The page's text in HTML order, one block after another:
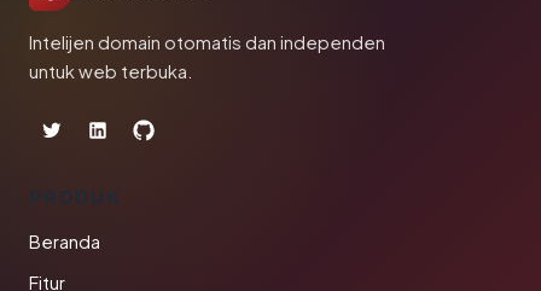
Intelijen domain otomatis dan independen
untuk web terbuka.
PRODUK
Beranda
Fitur